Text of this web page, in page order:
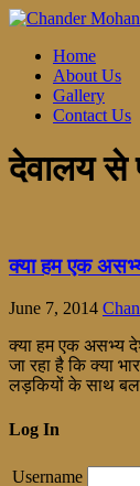
Home
About Us
Gallery
Contact Us
देवालय से
क्या हम एक
June 7, 2014
क्या हम एक असभ्य
जा रहा है कि क्या
लड़कियों के साथ
Log In
Username